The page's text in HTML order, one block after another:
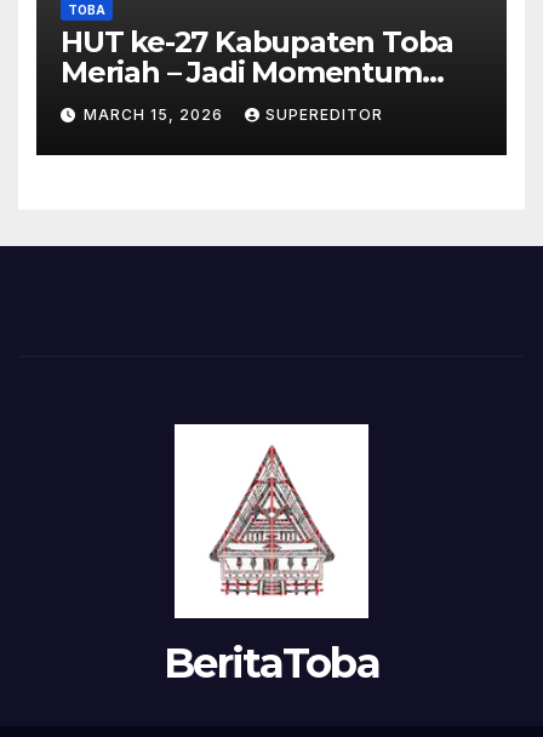
TOBA
HUT ke-27 Kabupaten Toba
Meriah – Jadi Momentum
Perkuat Sinergi
Pembangunan Kawasan
Danau Toba
MARCH 15, 2026 SUPEREDITOR
BeritaToba